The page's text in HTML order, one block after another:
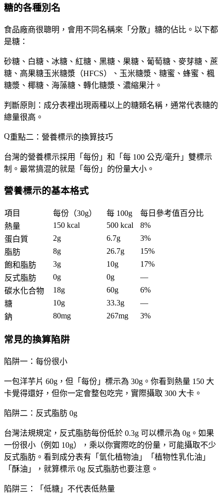
糖的各種別名
食品廠商很聰明，會用不同名稱來「分散」糖的佔比。以下都
是糖：
砂糖、白糖、冰糖、紅糖、黑糖、果糖、葡萄糖、麥芽糖、蔗
糖、高果糖玉米糖漿（HFCS）、玉米糖漿、糖蜜、蜂蜜、楓
糖漿、椰糖、海藻糖、轉化糖漿、濃縮果汁。
判斷原則：成分表裡出現兩種以上的糖類名稱，通常代表糖的
總量很高。
重點二：營養標示的換算技巧
台灣的營養標示採用「每份」和「每 100 公克/毫升」雙標示
制。最常搞混的就是「每份」的份量大小。
營養標示的基本格式
項目 每份（30g） 每 100g
每日參考值百分比
熱量
150 kcal 500 kcal
8%
蛋白質
2g 6.7g
3%
脂肪
8g 26.7g
15%
飽和脂肪
3g 10g
17%
反式脂肪
0g 0g
—
碳水化合物
18g 60g
6%
糖
10g 33.3g
—
鈉
80mg 267mg 3%
常見的換算陷阱
陷阱一：每份很小
一包洋芋片 60g，但「每份」標示為 30g。你看到熱量 150 大
卡覺得還好，但你一定會整包吃完，實際攝取 300 大卡。
陷阱二：反式脂肪 0g
台灣法規規定，反式脂肪每份低於 0.3g 可以標示為 0g。如果
一份很小（例如 10g），乘以你實際吃的份量，可能攝取不少
反式脂肪。看到成分表有「氫化植物油」「植物性乳化油」
「酥油」，就算標示 0g 反式脂肪也要注意。
陷阱三：「低糖」不代表低熱量